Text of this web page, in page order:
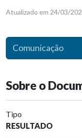
Atualizado em 24/03/
Comunicação
Sobre o
Tipo
RESULTADO